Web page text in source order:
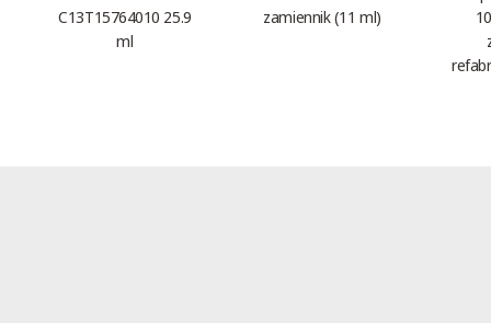
C13T15764010 25.9
ml
zamiennik (11 ml)